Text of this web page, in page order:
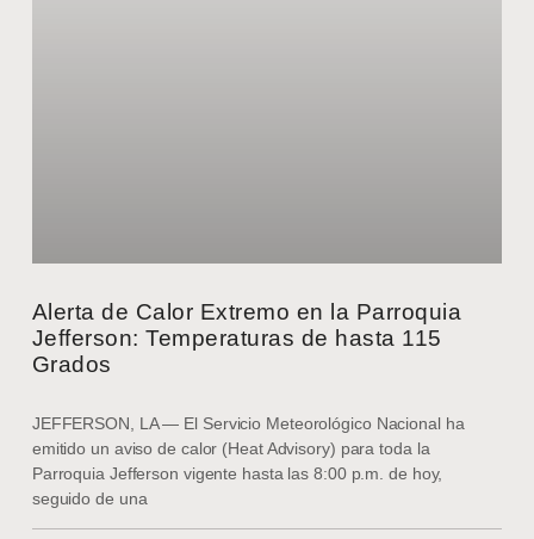
Alerta de Calor Extremo en la Parroquia
Jefferson: Temperaturas de hasta 115
Grados
JEFFERSON, LA — El Servicio Meteorológico Nacional ha
emitido un aviso de calor (Heat Advisory) para toda la
Parroquia Jefferson vigente hasta las 8:00 p.m. de hoy,
seguido de una